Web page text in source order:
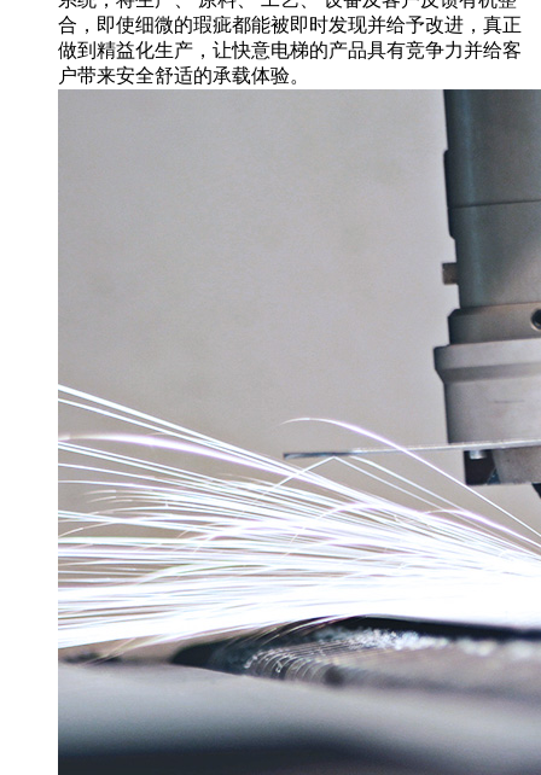
合，即使细微的瑕疵都能被即时发现并给予改进，真正
做到精益化生产，让快意电梯的产品具有竞争力并给客
户带来安全舒适的承载体验。